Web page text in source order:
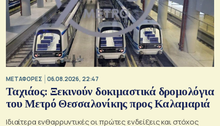
ΜΕΤΑΦΟΡΕΣ 06.08.2026, 22:47
Ταχιάος: Ξεκινούν δοκιμαστικά δρομολόγια
του Μετρό Θεσσαλονίκης προς Καλαμαριά
Ιδιαίτερα ενθαρρυντικές οι πρώτες ενδείξεις και στόχος